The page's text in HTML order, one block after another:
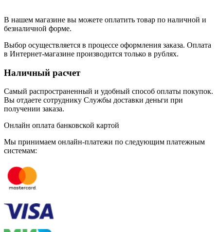
В нашем магазине вы можете оплатить товар по наличной и
безналичной форме.
Выбор осуществляется в процессе оформления заказа. Оплата
в Интернет-магазине производится только в рублях.
Наличный расчет
Самый распространенный и удобный способ оплаты покупок.
Вы отдаете сотруднику Службы доставки деньги при
получении заказа.
Онлайн оплата банковской картой
Мы принимаем онлайн-платежи по cледующим платежным
системам: